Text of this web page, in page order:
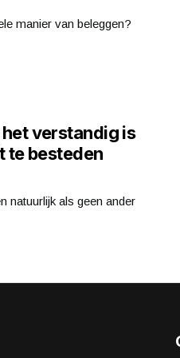
manier van beleggen?
verstandig is
te besteden
natuurlijk als geen ander